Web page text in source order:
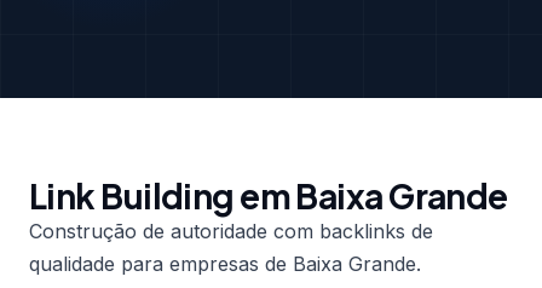
Link Building em Baixa Grande
Construção de autoridade com backlinks de
qualidade para empresas de Baixa Grande.